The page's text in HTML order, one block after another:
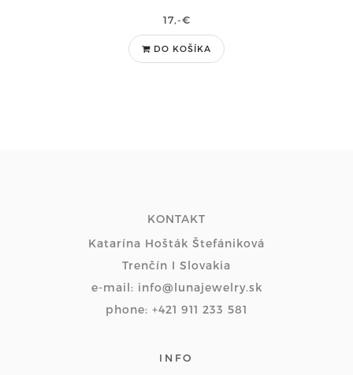
17,-€
DO KOŠÍKA
KONTAKT
Katarína Hošták Štefániková
Trenčín I Slovakia
e-mail: info@lunajewelry.sk
phone: +421 911 233 581
INFO